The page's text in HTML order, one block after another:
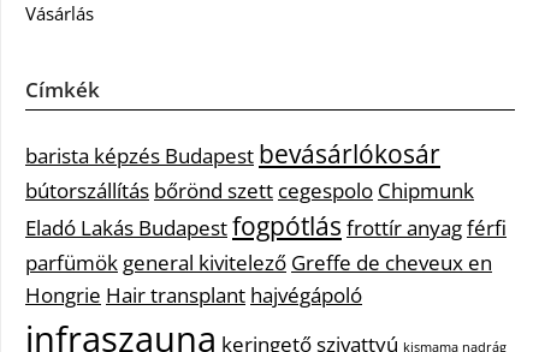
Vásárlás
Címkék
barista képzés Budapest bevásárlókosár
bútorszállítás bőrönd szett cegespolo Chipmunk
Eladó Lakás Budapestfogpótlás frottír anyagférfi
parfümök general kivitelező Greffe de cheveux en
Hongrie Hair transplant hajvégápoló
infraszauna keringető szivattyú kismama nadrág